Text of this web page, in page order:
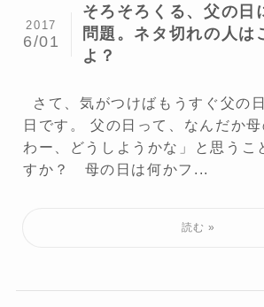
そろそろくる、父の日
問題。ネタ切れの人は
よ？
2017
6/01
さて、気がつけばもうすぐ父の
日です。 父の日って、なんだか母
わー、どうしようかな」と思うこ
すか？ 母の日は何かフ...